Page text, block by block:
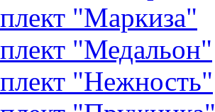
"Маркиза"
"Медальон"
"Нежность"